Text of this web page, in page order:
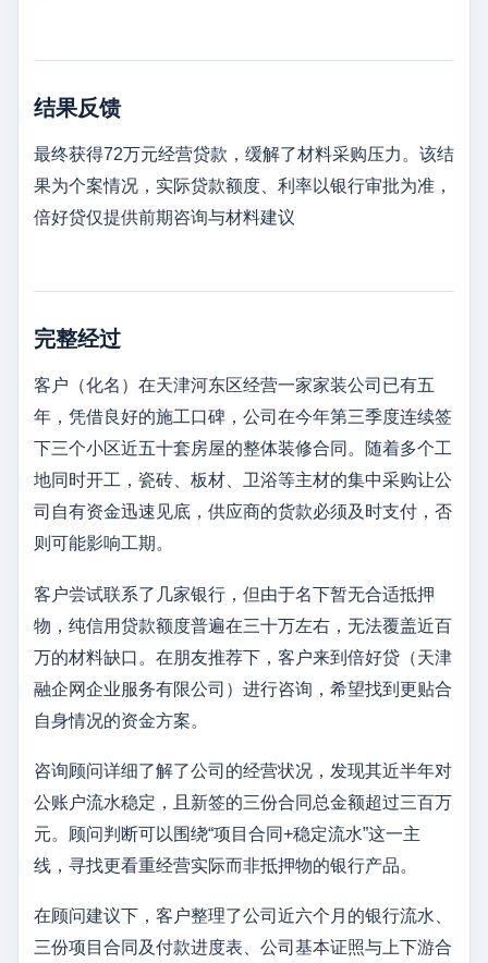
结果反馈
最终获得72万元经营贷款，缓解了材料采购压力。该结
果为个案情况，实际贷款额度、利率以银行审批为准，
倍好贷仅提供前期咨询与材料建议
完整经过
客户（化名）在天津河东区经营一家家装公司已有五
年，凭借良好的施工口碑，公司在今年第三季度连续签
下三个小区近五十套房屋的整体装修合同。随着多个工
地同时开工，瓷砖、板材、卫浴等主材的集中采购让公
司自有资金迅速见底，供应商的货款必须及时支付，否
则可能影响工期。
客户尝试联系了几家银行，但由于名下暂无合适抵押
物，纯信用贷款额度普遍在三十万左右，无法覆盖近百
万的材料缺口。在朋友推荐下，客户来到倍好贷（天津
融企网企业服务有限公司）进行咨询，希望找到更贴合
自身情况的资金方案。
咨询顾问详细了解了公司的经营状况，发现其近半年对
公账户流水稳定，且新签的三份合同总金额超过三百万
元。顾问判断可以围绕“项目合同+稳定流水”这一主
线，寻找更看重经营实际而非抵押物的银行产品。
在顾问建议下，客户整理了公司近六个月的银行流水、
三份项目合同及付款进度表、公司基本证照与上下游合